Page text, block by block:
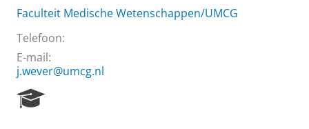
Faculteit Medische Wetenschappen/UMCG
Telefoon:
E-mail:
j.wever@umcg.nl